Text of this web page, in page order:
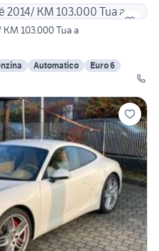
103.000 Tua a
Automatico
Euro 6